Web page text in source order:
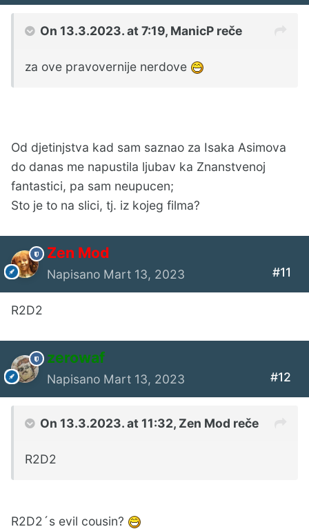
On 13.3.2023. at 7:19, ManicP reče
za ove pravovernije nerdove
Od djetinjstva kad sam saznao za Isaka Asimova
do danas me napustila ljubav ka Znanstvenoj
fantastici, pa sam neupucen;
Sto je to na slici, tj. iz kojeg filma?
Zen Mod
Napisano Mart 13, 2023 #11
R2D2
zerowaf
Napisano Mart 13, 2023 #12
On 13.3.2023. at 11:32, Zen Mod reče
R2D2
R2D2´s evil cousin?